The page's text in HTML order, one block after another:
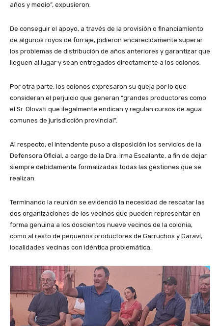
años y medio”, expusieron.
De conseguir el apoyo, a través de la provisión o financiamiento
de algunos royos de forraje, pidieron encarecidamente superar
los problemas de distribución de años anteriores y garantizar que
lleguen al lugar y sean entregados directamente a los colonos.
Por otra parte, los colonos expresaron su queja por lo que
consideran el perjuicio que generan “grandes productores como
el Sr. Olovati que ilegalmente endican y regulan cursos de agua
comunes de jurisdicción provincial”.
Al respecto, el intendente puso a disposición los servicios de la
Defensora Oficial, a cargo de la Dra. Irma Escalante, a fin de dejar
siempre debidamente formalizadas todas las gestiones que se
realizan.
Terminando la reunión se evidenció la necesidad de rescatar las
dos organizaciones de los vecinos que pueden representar en
forma genuina a los doscientos nueve vecinos de la colonia,
como al resto de pequeños productores de Garruchos y Garaví,
localidades vecinas con idéntica problemática.